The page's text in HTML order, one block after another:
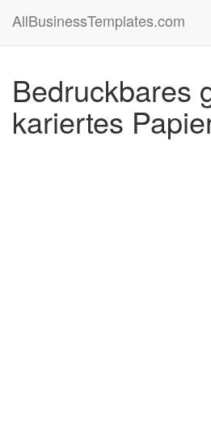
AllBusinessTemplates.com
Bedruckbares
kariertes